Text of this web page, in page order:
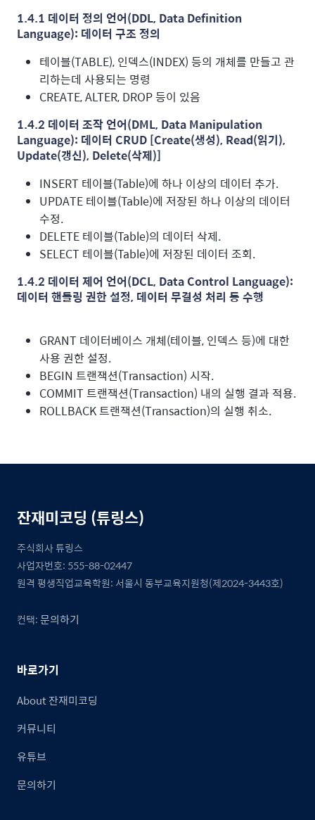
1.4.1 데이터 정의 언어(DDL, Data Definition
Language): 데이터 구조 정의
테이블(TABLE), 인덱스(INDEX) 등의 개체를 만들고 관
리하는데 사용되는 명령
CREATE, ALTER, DROP 등이 있음
1.4.2 데이터 조작 언어(DML, Data Manipulation
Language): 데이터 CRUD [Create(생성), Read(읽기),
Update(갱신), Delete(삭제)]
INSERT 테이블(Table)에 하나 이상의 데이터 추가.
UPDATE 테이블(Table)에 저장된 하나 이상의 데이터
수정.
DELETE 테이블(Table)의 데이터 삭제.
SELECT 테이블(Table)에 저장된 데이터 조회.
1.4.2 데이터 제어 언어(DCL, Data Control Language):
데이터 핸들링 권한 설정, 데이터 무결성 처리 등 수행
GRANT 데이터베이스 개체(테이블, 인덱스 등)에 대한
사용 권한 설정.
BEGIN 트랜잭션(Transaction) 시작.
COMMIT 트랜잭션(Transaction) 내의 실행 결과 적용.
ROLLBACK 트랜잭션(Transaction)의 실행 취소.
잔재미코딩 (튜링스)
주식회사 튜링스
사업자번호: 555-88-02447
원격 평생직업교육학원: 서울시 동부교육지원청(제2024-3443호)
컨택:문의하기
바로가기
About 잔재미코딩
커뮤니티
유튜브
문의하기